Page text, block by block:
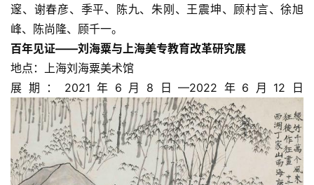
邃、谢春彦、季平、陈九、朱刚、王震坤、顾村言、徐旭
峰、陈尚隆、顾千一。
百年见证——刘海粟与上海美专教育改革研究展
地点：上海刘海粟美术馆
展期：2021年6月8日—2022年6月12日